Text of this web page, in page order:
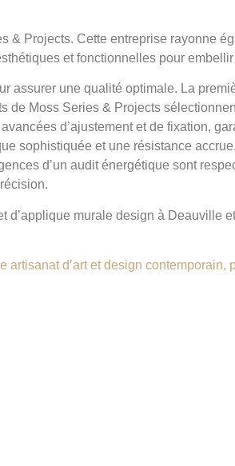
& Projects. Cette entreprise rayonne
et fonctionnelles pour
assurer une qualité optimale. La
de Moss Series & Projects
d’ajustement et de fixation,
sophistiquée et une résistance
d’un audit énergétique sont
murale design à Deauville
d’art et design contemporain,